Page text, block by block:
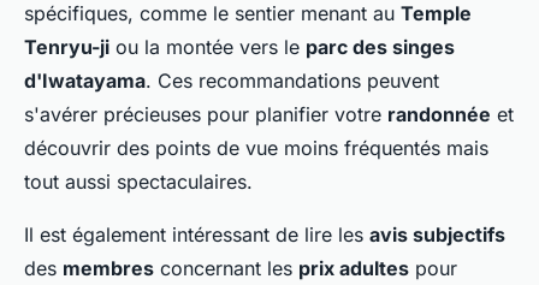
spécifiques, comme le sentier menant au Temple
Tenryu-ji ou la montée vers le parc des singes
d'Iwatayama. Ces recommandations peuvent
s'avérer précieuses pour planifier votre randonnée et
découvrir des points de vue moins fréquentés mais
tout aussi spectaculaires.
Il est également intéressant de lire les avis subjectifs
des membres concernant les prix adultes pour